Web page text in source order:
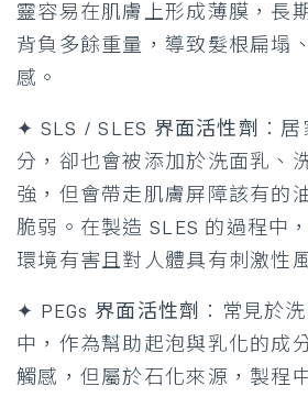
靈容易在肌膚上形成薄膜，長
背負多餘重量，導致髮根扁塌
感。
✦ SLS / SLES 界面活性劑
：
分，卻也會被添加於洗面乳、
強，但會帶走肌膚屏障該有的
脆弱。在製造 SLES 的過程中
環境有害且對人體具有刺激性
✦ PEGs 界面活性劑
：常見於
中，作為幫助起泡與乳化的成
觸感，但屬於石化來源，製程